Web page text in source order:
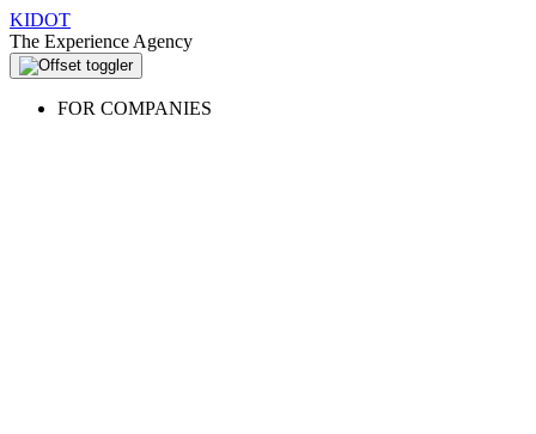
KIDOT
The Experience Agency
FOR COMPANIES